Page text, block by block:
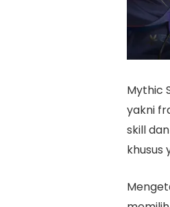
Mythic
yakni
skill
khusus